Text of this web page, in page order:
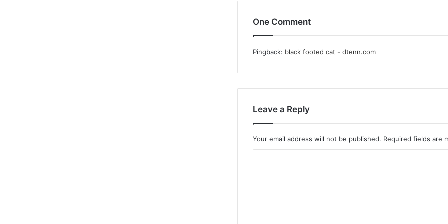
One Comment
Pingback: black footed cat - dtenn.com
Leave a Reply
Your email address will not be published. Required fields are